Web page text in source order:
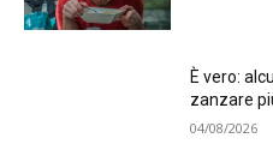
È vero:
zanzare
04/08/2026